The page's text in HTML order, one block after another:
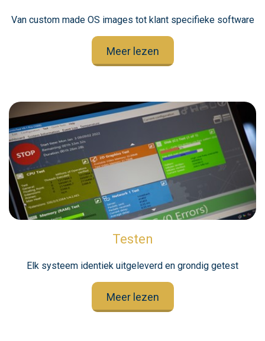
Van custom made OS images tot klant specifieke software
Meer lezen
Testen
Elk systeem identiek uitgeleverd en grondig getest
Meer lezen